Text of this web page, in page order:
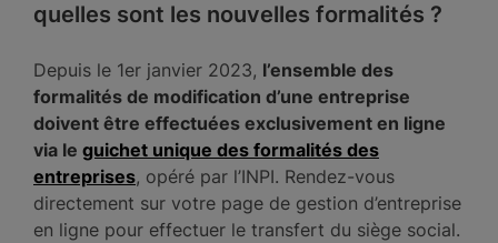
quelles sont les nouvelles formalités ?
Depuis le 1er janvier 2023, l’ensemble des
formalités de modification d’une entreprise
doivent être effectuées exclusivement en ligne
via le guichet unique des formalités des
entreprises, opéré par l’INPI. Rendez-vous
directement sur votre page de gestion d’entreprise
en ligne pour effectuer le transfert du siège social.